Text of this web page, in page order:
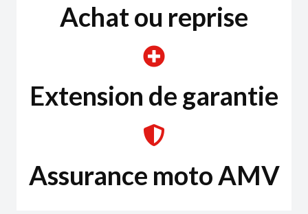
Achat ou reprise
Extension de garantie
Assurance moto AMV